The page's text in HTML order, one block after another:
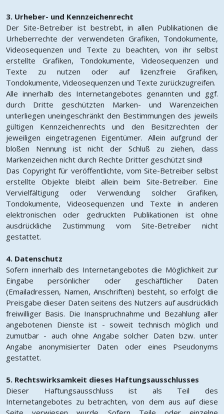
3. Urheber- und Kennzeichenrecht
Der Site-Betreiber ist bestrebt, in allen Publikationen die
Urheberrechte der verwendeten Grafiken, Tondokumente,
Videosequenzen und Texte zu beachten, von ihr selbst
erstellte Grafiken, Tondokumente, Videosequenzen und
Texte zu nutzen oder auf lizenzfreie Grafiken,
Tondokumente, Videosequenzen und Texte zurückzugreifen.
Alle innerhalb des Internetangebotes genannten und ggf.
durch Dritte geschützten Marken- und Warenzeichen
unterliegen uneingeschränkt den Bestimmungen des jeweils
gültigen Kennzeichenrechts und den Besitzrechten der
jeweiligen eingetragenen Eigentümer. Allein aufgrund der
bloßen Nennung ist nicht der Schluß zu ziehen, dass
Markenzeichen nicht durch Rechte Dritter geschützt sind!
Das Copyright für veröffentlichte, vom Site-Betreiber selbst
erstellte Objekte bleibt allein beim Site-Betreiber. Eine
Vervielfältigung oder Verwendung solcher Grafiken,
Tondokumente, Videosequenzen und Texte in anderen
elektronischen oder gedruckten Publikationen ist ohne
ausdrückliche Zustimmung vom Site-Betreiber nicht
gestattet.
4. Datenschutz
Sofern innerhalb des Internetangebotes die Möglichkeit zur
Eingabe persönlicher oder geschäftlicher Daten
(Emailadressen, Namen, Anschriften) besteht, so erfolgt die
Preisgabe dieser Daten seitens des Nutzers auf ausdrücklich
freiwilliger Basis. Die Inanspruchnahme und Bezahlung aller
angebotenen Dienste ist - soweit technisch möglich und
zumutbar - auch ohne Angabe solcher Daten bzw. unter
Angabe anonymisierter Daten oder eines Pseudonyms
gestattet.
5. Rechtswirksamkeit dieses Haftungsausschlusses
Dieser Haftungsausschluss ist als Teil des
Internetangebotes zu betrachten, von dem aus auf diese